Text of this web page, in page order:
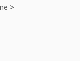
>